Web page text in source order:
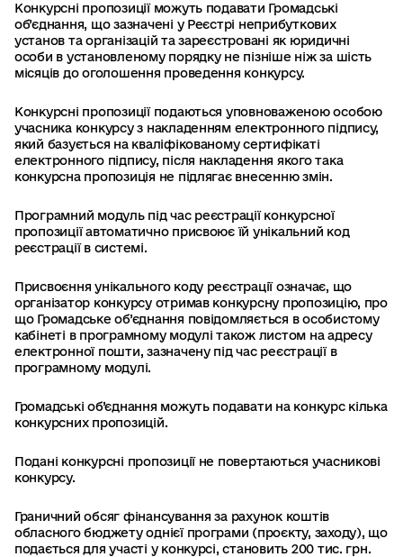
Конкурсні пропозиції можуть подавати Громадські
об’єднання, що зазначені у Реєстрі неприбуткових
установ та організацій та зареєстровані як юридичні
особи в установленому порядку не пізніше ніж за шість
місяців до оголошення проведення конкурсу.
Конкурсні пропозиції подаються уповноваженою особою
учасника конкурсу з накладенням електронного підпису,
який базується на кваліфікованому сертифікаті
електронного підпису, після накладення якого така
конкурсна пропозиція не підлягає внесенню змін.
Програмний модуль під час реєстрації конкурсної
пропозиції автоматично присвоює їй унікальний код
реєстрації в системі.
Присвоєння унікального коду реєстрації означає, що
організатор конкурсу отримав конкурсну пропозицію, про
що Громадське об’єднання повідомляється в особистому
кабінеті в програмному модулі також листом на адресу
електронної пошти, зазначену під час реєстрації в
програмному модулі.
Громадські об’єднання можуть подавати на конкурс кілька
конкурсних пропозицій.
Подані конкурсні пропозиції не повертаються учасникові
конкурсу.
Граничний обсяг фінансування за рахунок коштів
обласного бюджету однієї програми (проєкту, заходу), що
подається для участі у конкурсі, становить 200 тис. грн.